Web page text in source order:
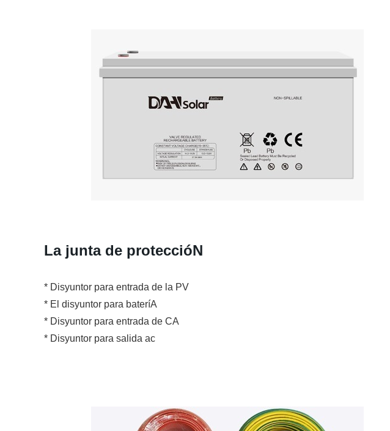
La junta de proteccióN
* Disyuntor para entrada de la PV
* El disyuntor para bateríA
* Disyuntor para entrada de CA
* Disyuntor para salida ac